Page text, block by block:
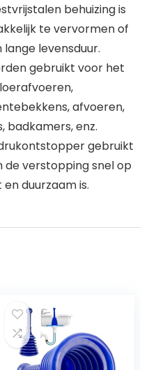
behuizing is
te vervormen of
levensduur.
gebruikt voor het
afvoeren,
badkamers, enz.
gebruikt
verstopping snel op
duurzaam is.